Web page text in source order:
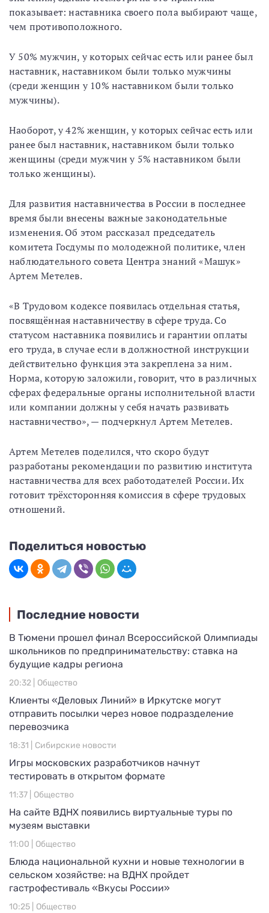
показывает: наставника своего пола выбирают чаще,
чем противоположного.
У 50% мужчин, у которых сейчас есть или ранее был
наставник, наставником были только мужчины
(среди женщин у 10% наставником были только
мужчины).
Наоборот, у 42% женщин, у которых сейчас есть или
ранее был наставник, наставником были только
женщины (среди мужчин у 5% наставником были
только женщины).
Для развития наставничества в России в последнее
время были внесены важные законодательные
изменения. Об этом рассказал председатель
комитета Госдумы по молодежной политике, член
наблюдательного совета Центра знаний «Машук»
Артем Метелев.
«В Трудовом кодексе появилась отдельная статья,
посвящённая наставничеству в сфере труда. Со
статусом наставника появились и гарантии оплаты
его труда, в случае если в должностной инструкции
действительно функция эта закреплена за ним.
Норма, которую заложили, говорит, что в различных
сферах федеральные органы исполнительной власти
или компании должны у себя начать развивать
наставничество», — подчеркнул Артем Метелев.
Артем Метелев поделился, что скоро будут
разработаны рекомендации по развитию института
наставничества для всех работодателей России. Их
готовит трёхсторонняя комиссия в сфере трудовых
отношений.
Поделиться новостью
Последние новости
В Тюмени прошел финал Всероссийской Олимпиады
школьников по предпринимательству: ставка на
будущие кадры региона
20:32 | Общество
Клиенты «Деловых Линий» в Иркутске могут
отправить посылки через новое подразделение
перевозчика
18:31 | Сибирские новости
Игры московских разработчиков начнут
тестировать в открытом формате
11:37 | Общество
На сайте ВДНХ появились виртуальные туры по
музеям выставки
11:00 | Общество
Блюда национальной кухни и новые технологии в
сельском хозяйстве: на ВДНХ пройдет
гастрофестиваль «Вкусы России»
10:25 | Общество